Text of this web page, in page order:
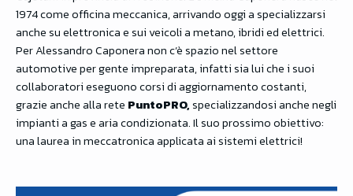
1974 come officina meccanica, arrivando oggi a specializzarsi
anche su elettronica e sui veicoli a metano, ibridi ed elettrici.
Per Alessandro Caponera non c’è spazio nel settore
automotive per gente impreparata, infatti sia lui che i suoi
collaboratori eseguono corsi di aggiornamento costanti,
grazie anche alla rete PuntoPRO,specializzandosi anche negli
impianti a gas e aria condizionata. Il suo prossimo obiettivo:
una laurea in meccatronica applicata ai sistemi elettrici!